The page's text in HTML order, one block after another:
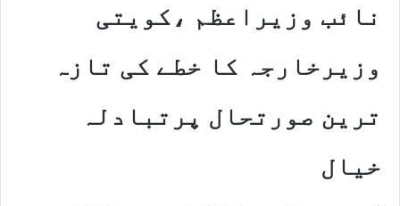
نائب وزیراعظم ،کویتی
وزیرخارجہ کا خطے کی تازہ
ترین صورتحال پرتبادلہ
خیال